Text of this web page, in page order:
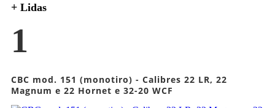
+ Lidas
1
CBC mod. 151 (monotiro) - Calibres 22 LR, 22
Magnum e 22 Hornet e 32-20 WCF